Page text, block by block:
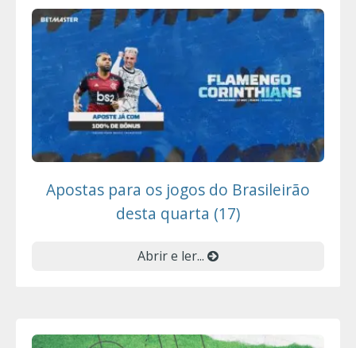
Apostas para os jogos do Brasileirão
desta quarta (17)
Abrir e ler...